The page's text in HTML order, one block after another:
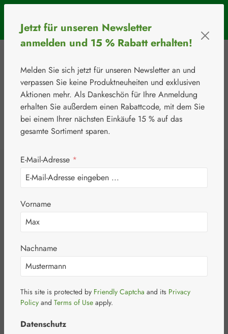
RabattcodeBIOS55 € Rabatt ab einem Warenkorbwert von 50 €.
Werkzeugleiste anzeigen
⚘ Beauty
Ultraphil® Salbe
Bildergalerie überspringen
Jetzt für unseren Newsletter
anmelden und 15 % Rabatt erhalten!
Melden Sie sich jetzt für unseren Newsletter an und
verpassen Sie keine Produktneuheiten und exklusiven
Aktionen mehr. Als Dankeschön für Ihre Anmeldung
erhalten Sie außerdem einen Rabattcode, mit dem Sie
bei einem Ihrer nächsten Einkäufe 15 % auf das
gesamte Sortiment sparen.
E-Mail-Adresse *
Vorname
Nachname
This site is protected by Friendly Captcha and its Privacy
Policy and Terms of Use apply.
Datenschutz